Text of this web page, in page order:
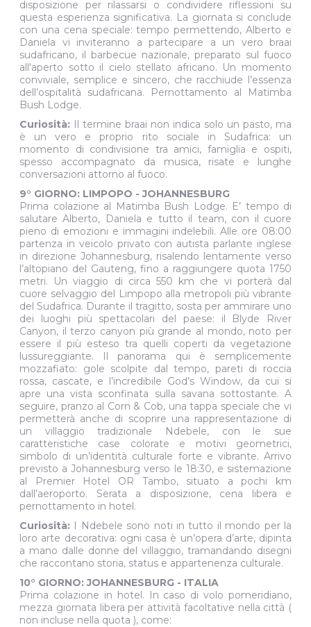
disposizione per rilassarsi o condividere riflessioni su
questa esperienza significativa. La giornata si conclude
con una cena speciale: tempo permettendo, Alberto e
Daniela vi inviteranno a partecipare a un vero braai
sudafricano, il barbecue nazionale, preparato sul fuoco
all'aperto sotto il cielo stellato africano. Un momento
conviviale, semplice e sincero, che racchiude l’essenza
dell’ospitalità sudafricana. Pernottamento al Matimba
Bush Lodge.
Curiosità: Il termine braai non indica solo un pasto, ma
è un vero e proprio rito sociale in Sudafrica: un
momento di condivisione tra amici, famiglia e ospiti,
spesso accompagnato da musica, risate e lunghe
conversazioni attorno al fuoco.
9° GIORNO: LIMPOPO - JOHANNESBURG
Prima colazione al Matimba Bush Lodge. E’ tempo di
salutare Alberto, Daniela e tutto il team, con il cuore
pieno di emozioni e immagini indelebili. Alle ore 08:00
partenza in veicolo privato con autista parlante inglese
in direzione Johannesburg, risalendo lentamente verso
l’altopiano del Gauteng, fino a raggiungere quota 1750
metri. Un viaggio di circa 550 km che vi porterà dal
cuore selvaggio del Limpopo alla metropoli più vibrante
del Sudafrica. Durante il tragitto, sosta per ammirare uno
dei luoghi più spettacolari del paese: il Blyde River
Canyon, il terzo canyon più grande al mondo, noto per
essere il più esteso tra quelli coperti da vegetazione
lussureggiante. Il panorama qui è semplicemente
mozzafiato: gole scolpite dal tempo, pareti di roccia
rossa, cascate, e l’incredibile God’s Window, da cui si
apre una vista sconfinata sulla savana sottostante. A
seguire, pranzo al Corn & Cob, una tappa speciale che vi
permetterà anche di scoprire una rappresentazione di
un villaggio tradizionale Ndebele, con le sue
caratteristiche case colorate e motivi geometrici,
simbolo di un’identità culturale forte e vibrante. Arrivo
previsto a Johannesburg verso le 18:30, e sistemazione
al Premier Hotel OR Tambo, situato a pochi km
dall’aeroporto. Serata a disposizione, cena libera e
pernottamento in hotel.
Curiosità: I Ndebele sono noti in tutto il mondo per la
loro arte decorativa: ogni casa è un’opera d’arte, dipinta
a mano dalle donne del villaggio, tramandando disegni
che raccontano storia, status e appartenenza culturale.
10° GIORNO: JOHANNESBURG - ITALIA
Prima colazione in hotel. In caso di volo pomeridiano,
mezza giornata libera per attività facoltative nella città (
non incluse nella quota ), come: